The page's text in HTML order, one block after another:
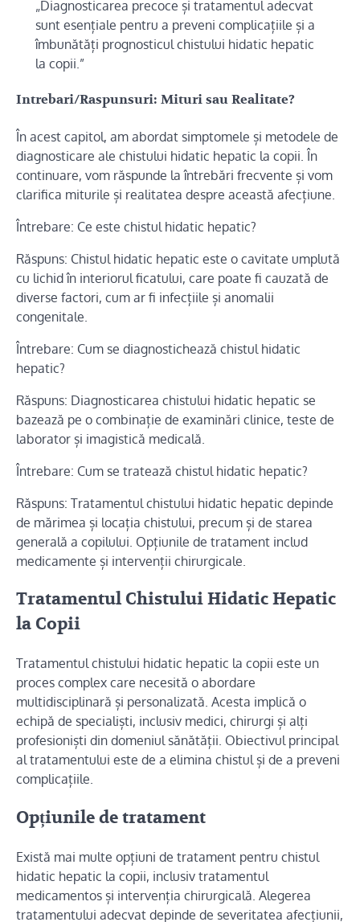
„Diagnosticarea precoce și tratamentul adecvat
sunt esențiale pentru a preveni complicațiile și a
îmbunătăți prognosticul chistului hidatic hepatic
la copii.”
Intrebari/Raspunsuri: Mituri sau Realitate?
În acest capitol, am abordat simptomele și metodele de
diagnosticare ale chistului hidatic hepatic la copii. În
continuare, vom răspunde la întrebări frecvente și vom
clarifica miturile și realitatea despre această afecțiune.
Întrebare: Ce este chistul hidatic hepatic?
Răspuns: Chistul hidatic hepatic este o cavitate umplută
cu lichid în interiorul ficatului, care poate fi cauzată de
diverse factori, cum ar fi infecțiile și anomalii
congenitale.
Întrebare: Cum se diagnostichează chistul hidatic
hepatic?
Răspuns: Diagnosticarea chistului hidatic hepatic se
bazează pe o combinație de examinări clinice, teste de
laborator și imagistică medicală.
Întrebare: Cum se tratează chistul hidatic hepatic?
Răspuns: Tratamentul chistului hidatic hepatic depinde
de mărimea și locația chistului, precum și de starea
generală a copilului. Opțiunile de tratament includ
medicamente și intervenții chirurgicale.
Tratamentul Chistului Hidatic Hepatic
la Copii
Tratamentul chistului hidatic hepatic la copii este un
proces complex care necesită o abordare
multidisciplinară și personalizată. Acesta implică o
echipă de specialiști, inclusiv medici, chirurgi și alți
profesioniști din domeniul sănătății. Obiectivul principal
al tratamentului este de a elimina chistul și de a preveni
complicațiile.
Opțiunile de tratament
Există mai multe opțiuni de tratament pentru chistul
hidatic hepatic la copii, inclusiv tratamentul
medicamentos și intervenția chirurgicală. Alegerea
tratamentului adecvat depinde de severitatea afecțiunii,